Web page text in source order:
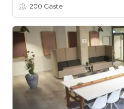
200 Gäste